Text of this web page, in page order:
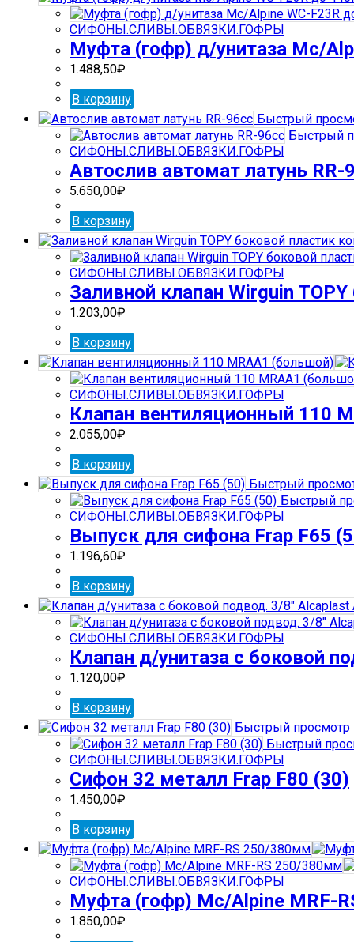
СИФОНЫ.СЛИВЫ.ОБВЯЗКИ.ГОФРЫ
Муфта (гофр) д/унитаза Mc/
1.488,50₽
В корзину
Быстрый
Быстрый
СИФОНЫ.СЛИВЫ.ОБВЯЗКИ.ГОФРЫ
Автослив автомат латунь RR-
5.650,00₽
В корзину
СИФОНЫ.СЛИВЫ.ОБВЯЗКИ.ГОФРЫ
Заливной клапан Wirguin
1.203,00₽
В корзину
СИФОНЫ.СЛИВЫ.ОБВЯЗКИ.ГОФРЫ
Клапан вентиляционный 110
2.055,00₽
В корзину
Быстрый
Быстрый
СИФОНЫ.СЛИВЫ.ОБВЯЗКИ.ГОФРЫ
Выпуск для сифона Frap F65
1.196,60₽
В корзину
СИФОНЫ.СЛИВЫ.ОБВЯЗКИ.ГОФРЫ
Клапан д/унитаза с боковой
1.120,00₽
В корзину
Быстрый просмотр
Быстрый
СИФОНЫ.СЛИВЫ.ОБВЯЗКИ.ГОФРЫ
Сифон 32 металл Frap F80 (30)
1.450,00₽
В корзину
СИФОНЫ.СЛИВЫ.ОБВЯЗКИ.ГОФРЫ
Муфта (гофр) Mc/Alpine MRF-
1.850,00₽